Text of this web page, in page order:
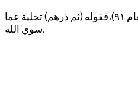
والطهارة في كل رتبة نصف العمل الذي فيها،ففي كل رتبة تخلية وتحلية.والتخلية نصف عمل العامل لكون الاخر موقوفا عليه.واليه أشار بقوله تعالي قل الله ثم ذرهم:الأنعام ٩١)،فقوله (ثم ذرهم) تخلية عما
سوي الله.